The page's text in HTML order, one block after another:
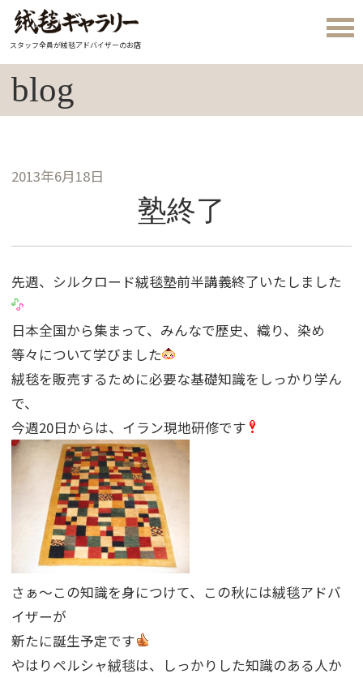
スタッフ全員が絨毯アドバイザーのお店
blog
2013年6月18日
塾終了
先週、シルクロード絨毯塾前半講義終了いたしました
日本全国から集まって、みんなで歴史、織り、染め
等々について学びました
絨毯を販売するために必要な基礎知識をしっかり学ん
で、
今週20日からは、イラン現地研修です
さぁ〜この知識を身につけて、この秋には絨毯アドバ
イザーが
新たに誕生予定です
やはりペルシャ絨毯は、しっかりした知識のある人か